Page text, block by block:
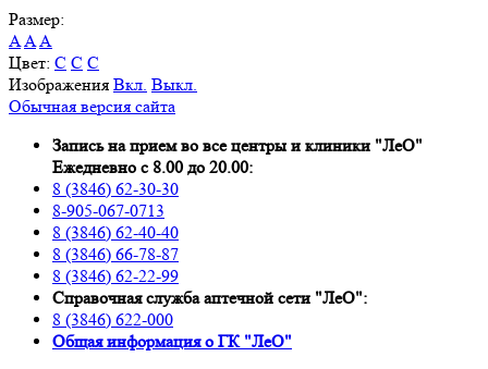
Размер:
AAA
Цвет: C C C
Изображения Вкл. Выкл.
Обычная версия сайта
Запись на прием во все центры и клиники "ЛеО"
Ежедневно с 8.00 до 20.00:
8 (3846) 62-30-30
8-905-067-0713
8 (3846) 62-40-40
8 (3846) 66-78-87
8 (3846) 62-22-99
Справочная служба аптечной сети "ЛеО":
8 (3846) 622-000
Oбщая информация о ГК "ЛеО"